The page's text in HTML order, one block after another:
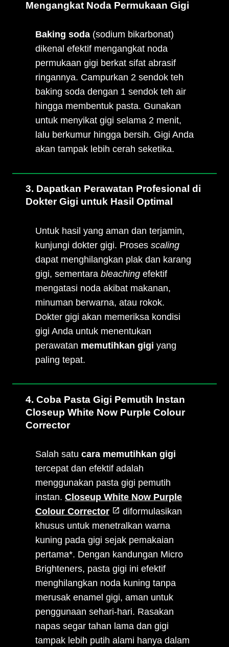
Mengangkat Noda Permukaan Gigi
Baking soda (sodium bikarbonat)
dikenal efektif mengangkat noda
permukaan gigi berkat sifat abrasif
ringannya. Campurkan 2 sendok teh
baking soda dengan 1 sendok teh air
hingga membentuk pasta. Gunakan
untuk menyikat gigi selama 2 menit,
lalu berkumur hingga bersih. Gigi Anda
akan tampak lebih cerah seketika.
3. Dapatkan Perawatan Profesional di
Dokter Gigi untuk Hasil Optimal
Untuk hasil yang aman dan terjamin,
kunjungi dokter gigi. Proses scaling
dapat menghilangkan plak dan karang
gigi, sementara bleaching efektif
mengatasi noda akibat makanan,
minuman berwarna, atau rokok.
Dokter gigi akan memeriksa kondisi
gigi Anda untuk menentukan
perawatan memutihkan gigi yang
paling tepat.
4. Coba Pasta Gigi Pemutih Instan
Closeup White Now Purple Colour
Corrector
Salah satu cara memutihkan gigi
tercepat dan efektif adalah
menggunakan pasta gigi pemutih
instan. Closeup White Now Purple
Colour Corrector
diformulasikan
khusus untuk menetralkan warna
kuning pada gigi sejak pemakaian
pertama*. Dengan kandungan Micro
Brighteners, pasta gigi ini efektif
menghilangkan noda kuning tanpa
merusak enamel gigi, aman untuk
penggunaan sehari-hari. Rasakan
napas segar tahan lama dan gigi
tampak lebih putih alami hanya dalam